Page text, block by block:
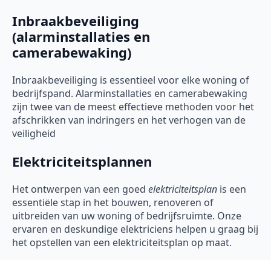
Inbraakbeveiliging
(alarminstallaties en
camerabewaking)
Inbraakbeveiliging is essentieel voor elke woning of
bedrijfspand. Alarminstallaties en camerabewaking
zijn twee van de meest effectieve methoden voor het
afschrikken van indringers en het verhogen van de
veiligheid
Elektriciteitsplannen
Het ontwerpen van een goed elektriciteitsplan is een
essentiële stap in het bouwen, renoveren of
uitbreiden van uw woning of bedrijfsruimte. Onze
ervaren en deskundige elektriciens helpen u graag bij
het opstellen van een elektriciteitsplan op maat.